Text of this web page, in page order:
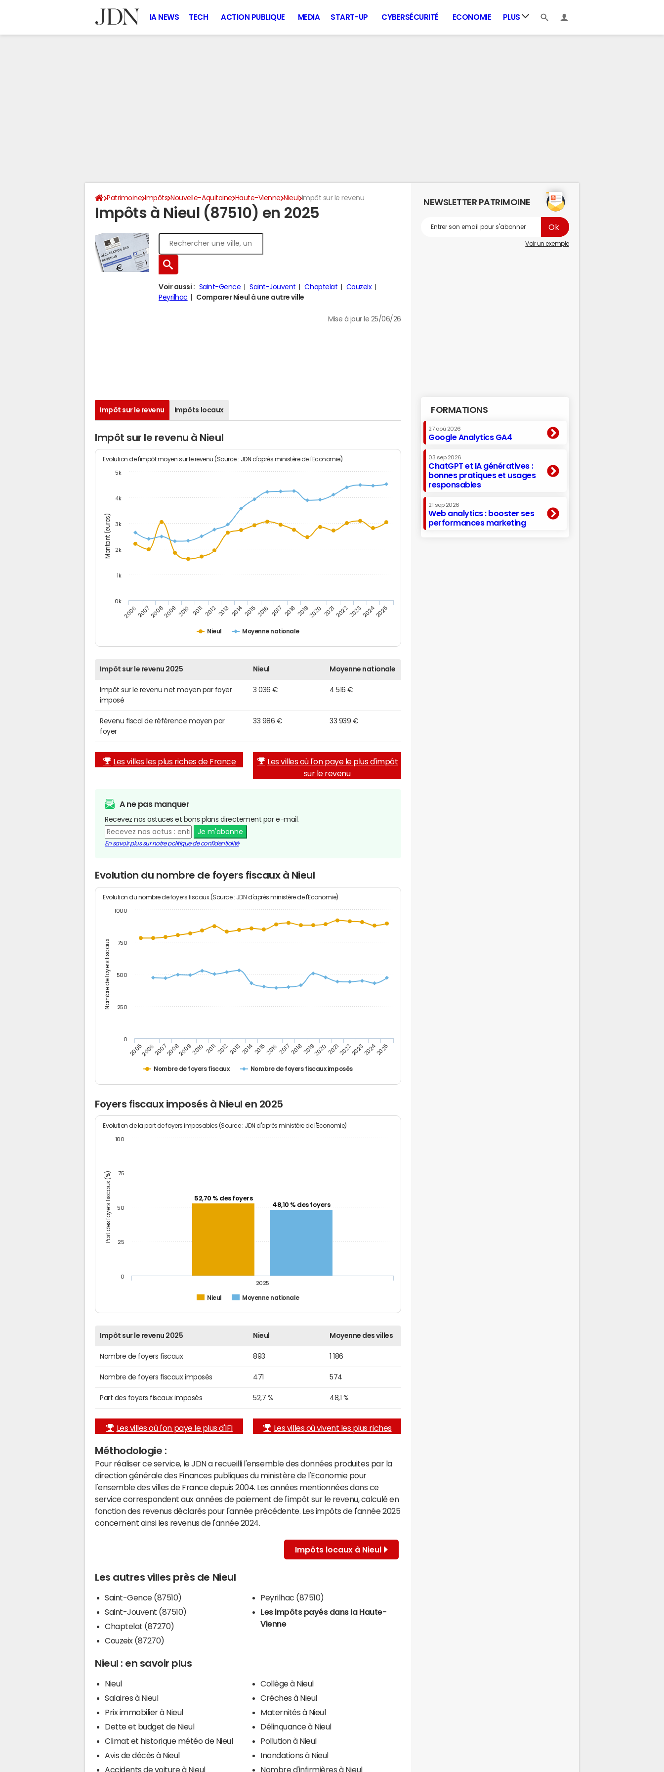
IA NEWS TECH ACTION PUBLIQUE MEDIA START-UP CYBERSÉCURITÉ ECONOMIE PLUS
Patrimoine Impôts Nouvelle-Aquitaine Haute-Vienne Nieul Impôt sur le revenu
Impôts à Nieul (87510) en 2025
Voir aussi : Saint-Gence Saint-Jouvent Chaptelat
Couzeix
Peyrilhac
Comparer Nieul à une autre ville
Mise à jour le 25/06/26
Impôt sur le revenu Impôts locaux
Impôt sur le revenu à Nieul
Montant (euros)
Evolution de l'impôt moyen sur le revenu (Source : JDN d'après ministère de l'Economie)
Nieul Moyenne nationale
20062007200820092010 2011 20122013 201420152016 2017 201820192020 20212022202320242025
0k
1k
2k
3k
4k
5k
Impôt sur le revenu 2025 Nieul Moyenne nationale
Impôt sur le revenu net moyen par foyer
imposé
3 036 € 4 516 €
Revenu fiscal de référence moyen par
foyer
33 986 € 33 939 €
Les villes les plus riches de France
Les villes où l'on paye le plus d'impôt
sur le revenu
A ne pas manquer
Recevez nos astuces et bons plans directement par e-mail.
Je m'abonne
En savoir plus sur notre politique de confidentialité
Evolution du nombre de foyers fiscaux à Nieul
Nombre de foyers fiscaux
Evolution du nombre de foyers fiscaux (Source : JDN d'après ministère de l'Economie)
Nombre de foyers fiscaux Nombre de foyers fiscaux imposés
200520062007200820092010 201120122013201420152016 201720182019202020212022202320242025
0
250
500
750
1000
Foyers fiscaux imposés à Nieul en 2025
Part des foyers fiscaux (%)
Evolution de la part de foyers imposables (Source : JDN d'après ministère de l'Economie)
52,70 % des foyers
48,10 % des foyers
Nieul Moyenne nationale
2025
0
25
50
75
100
Impôt sur le revenu 2025 Nieul Moyenne des villes
Nombre de foyers fiscaux 893 1 186
Nombre de foyers fiscaux imposés 471 574
Part des foyers fiscaux imposés 52,7 % 48,1 %
Les villes où l'on paye le plus d'IFI Les villes où vivent les plus riches
Méthodologie :
Pour réaliser ce service, le JDN a recueilli l'ensemble des données produites par la
direction générale des Finances publiques du ministère de l'Economie pour
l'ensemble des villes de France depuis 2004. Les années mentionnées dans ce
service correspondent aux années de paiement de l'impôt sur le revenu, calculé en
fonction des revenus déclarés pour l'année précédente. Les impôts de l'année 2025
concernent ainsi les revenus de l'année 2024.
Impôts locaux à Nieul
Les autres villes près de Nieul
Saint-Gence (87510)
Saint-Jouvent (87510)
Chaptelat (87270)
Couzeix (87270)
Peyrilhac (87510)
Les impôts payés dans la Haute-
Vienne
Nieul : en savoir plus
Nieul
Salaires à Nieul
Prix immobilier à Nieul
Dette et budget de Nieul
Climat et historique météo de Nieul
Avis de décès à Nieul
Accidents de voiture à Nieul
Collège à Nieul
Crèches à Nieul
Maternités à Nieul
Délinquance à Nieul
Pollution à Nieul
Inondations à Nieul
Nombre d'infirmières à Nieul
NEWSLETTER PATRIMOINE
Voir un exemple
FORMATIONS
27 aoû 2026
Google Analytics GA4
03 sep 2026
ChatGPT et IA génératives :
bonnes pratiques et usages
responsables
21 sep 2026
Web analytics : booster ses
performances marketing